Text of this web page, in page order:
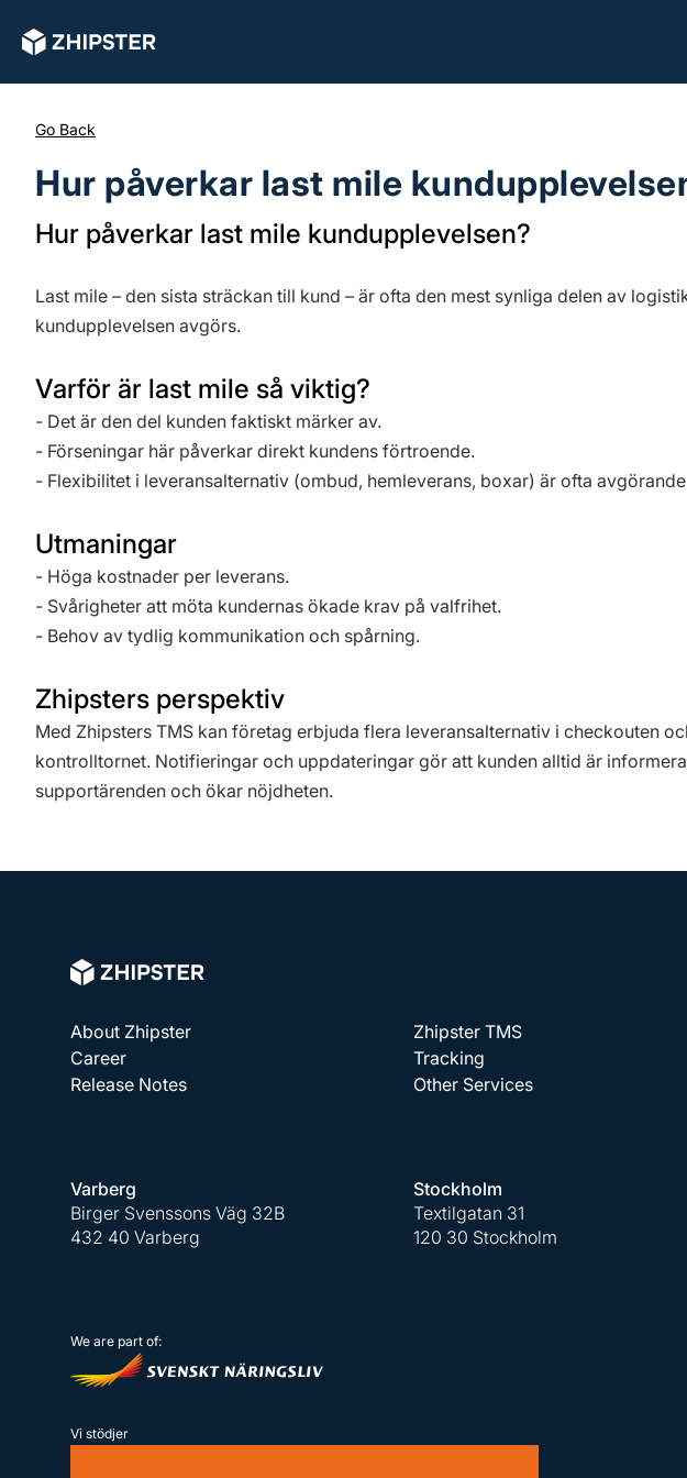
Go Back
Hur påverkar last mile
Hur påverkar last mile kundupplevelsen?
Last mile – den sista sträckan till kund – är ofta den mest synliga delen av
kundupplevelsen avgörs.
Varför är last mile så viktig?
- Det är den del kunden faktiskt märker av.
- Förseningar här påverkar direkt kundens förtroende.
- Flexibilitet i leveransalternativ (ombud, hemleverans, boxar) är ofta
Utmaningar
- Höga kostnader per leverans.
- Svårigheter att möta kundernas ökade krav på valfrihet.
- Behov av tydlig kommunikation och spårning.
Zhipsters perspektiv
Med Zhipsters TMS kan företag erbjuda flera leveransalternativ i checkouten
kontrolltornet. Notifieringar och uppdateringar gör att kunden alltid är
supportärenden och ökar nöjdheten.
About Zhipster
Career
Release Notes
Zhipster TMS
Tracking
Other Services
Varberg
Birger Svenssons Väg 32B
432 40 Varberg
Stockholm
Textilgatan 31
120 30 Stockholm
We are part of:
Vi stödjer